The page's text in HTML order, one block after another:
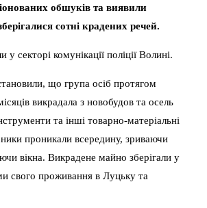
обшуків та виявили
сотні крадених речей.
секторі комунікації поліції Волині.
що група осіб протягом
викрадала з новобудов та осель
та інші товарно-матеріальні
проникали всередину, зриваючи
вікна. Викрадене майно зберігали у
свого проживання в Луцьку та